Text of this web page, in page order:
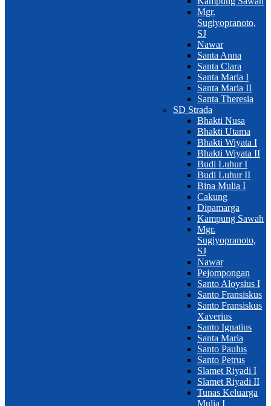
Mgr.
Sugiyopranoto,
SJ
Nawar
Santa Anna
Santa Clara
Santa Maria I
Santa Maria II
Santa Theresia
SD Strada
Bhakti Nusa
Bhakti Utama
Bhakti Wiyata I
Bhakti Wiyata II
Budi Luhur I
Budi Luhur II
Bina Mulia I
Cakung
Dipamarga
Kampung Sawah
Mgr.
Sugiyopranoto,
SJ
Nawar
Pejompongan
Santo Aloysius I
Santo Fransiskus
Santo Fransiskus
Xaverius
Santo Ignatius
Santa Maria
Santo Paulus
Santo Petrus
Slamet Riyadi I
Slamet Riyadi II
Tunas Keluarga
Mulia I